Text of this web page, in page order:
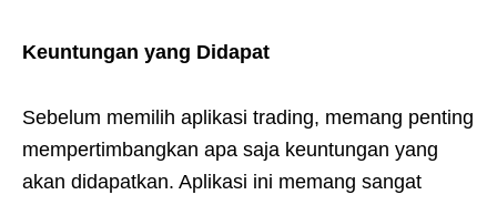
Keuntungan yang Didapat
Sebelum memilih aplikasi trading, memang penting
mempertimbangkan apa saja keuntungan yang
akan didapatkan. Aplikasi ini memang sangat